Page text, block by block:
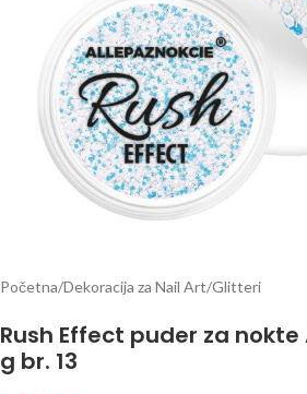
Početna/Dekoracija za Nail Art/Glitteri
Rush Effect puder za nokte
g br. 13